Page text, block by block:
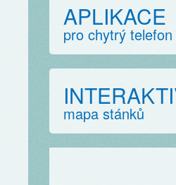
APLIKACE
pro chytrý telefon
mapa stánků